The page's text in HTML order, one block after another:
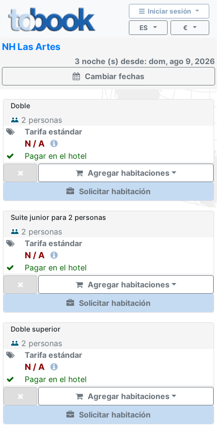
Iniciar sesión
ES €
NH Las Artes
3 noche (s) desde: dom, ago 9, 2026
Cambiar fechas
Doble
2 personas
Tarifa estándar
N / A
Pagar en el hotel
Agregar habitaciones
Solicitar habitación
Suite junior para 2 personas
2 personas
Tarifa estándar
N / A
Pagar en el hotel
Agregar habitaciones
Solicitar habitación
Doble superior
2 personas
Tarifa estándar
N / A
Pagar en el hotel
Agregar habitaciones
Solicitar habitación